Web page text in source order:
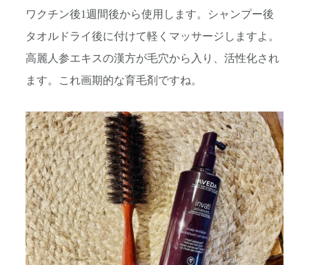
ワクチン後1週間後から使用します。シャンプー後
タオルドライ後に付けて軽くマッサージしますよ。
高麗人参エキスの漢方が毛穴から入り、活性化され
ます。これ画期的な育毛剤ですね。